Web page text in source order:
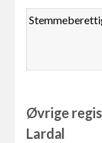
Øvrige
Lardal